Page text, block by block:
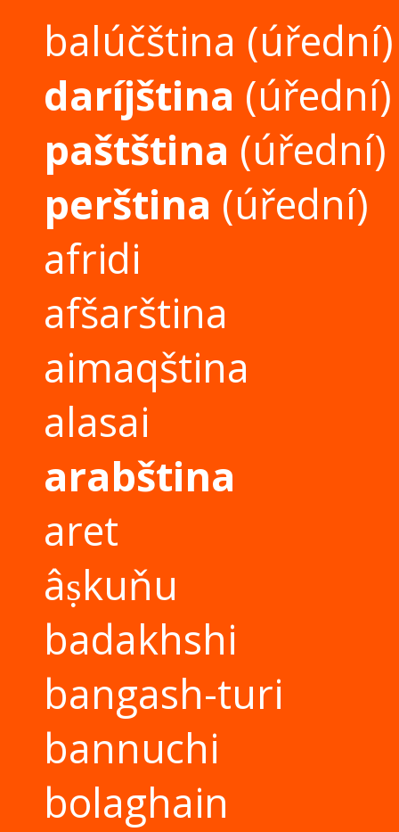
balúčština (úřední)
daríjština (úřední)
paštština (úřední)
perština (úřední)
afridi
afšarština
aimaqština
alasai
arabština
aret
âṣkuňu
badakhshi
bangash-turi
bannuchi
bolaghain